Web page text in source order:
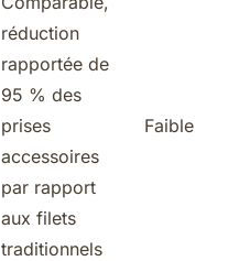
réduction
rapportée de
95 % des
prises
accessoires
par rapport
aux filets
traditionnels
Faible